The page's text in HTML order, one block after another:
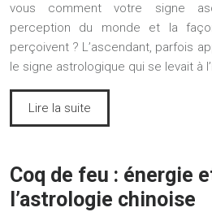
vous comment votre signe
perception du monde et la
perçoivent ? L’ascendant, parfois
le signe astrologique qui se levait à
Lire la suite
Coq de feu : énergie
l’astrologie chinoise